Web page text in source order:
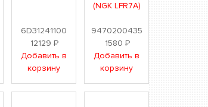
6D31241100
12129Р
Добавить в
корзину
(NGK LFR7A)
9470200435
1580 Р
Добавить в
корзину